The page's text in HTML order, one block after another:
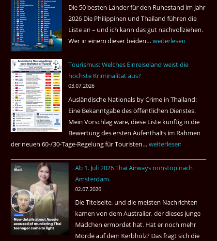
einem
Pub
Bangkok
Die 50 besten Länder für den Ruhestand im Jahr
2026 Die Philippinen und Thailand führen die
Liste an – und ich kann das gut nachvollziehen.
Wer in einem dieser beiden…Asien
das
Gebiet
weiterlesen
Tourismus: Welches Einreiseland weist die
höchste Kriminalität aus?
03.07.2026
Ausländische Nationals by Crime in Thailand:
Eine Bekanntgabe des öffentlichen Dienstes.
Mein Vorschlag wäre, diese Liste künftig in die
Bewertung des ersten Aufenthalts im Rahmen
der neuen 60-/30-Tage-Regelung für Touristen…Tourismus:
Einreiseland
höchste
Kriminalität
aus?
weiterlesen
Ab 1. Juli 2026 Thai Airways nonstop nach
Amsterdam.
02.07.2026
Die Titelseite, und die meisten Nachrichten
kamen von dem Australier, der dieses junge
Mädchen ermordet hat. Hat er noch mehr
Morde auf dem Kerbholz? Das fragt sich die